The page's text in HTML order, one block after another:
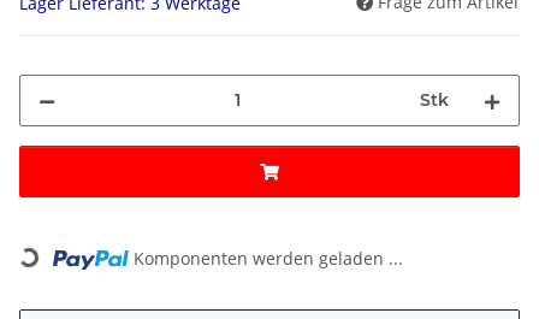
Stk
Loading... Komponenten werden geladen ...